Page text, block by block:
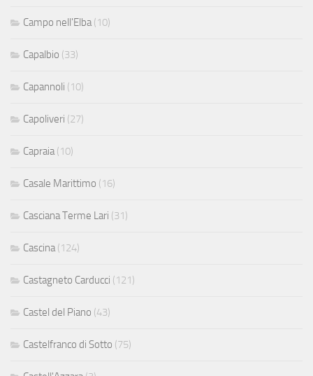
Campo nell'Elba (10)
Capalbio (33)
Capannoli (10)
Capoliveri (27)
Capraia (10)
Casale Marittimo (16)
Casciana Terme Lari (31)
Cascina (124)
Castagneto Carducci (121)
Castel del Piano (43)
Castelfranco di Sotto (75)